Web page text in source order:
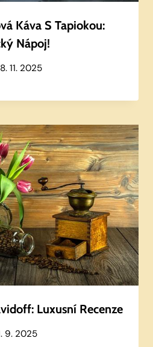
Káva S Tapiokou:
Nápoj!
11. 2025
Luxusní Recenze
9. 2025